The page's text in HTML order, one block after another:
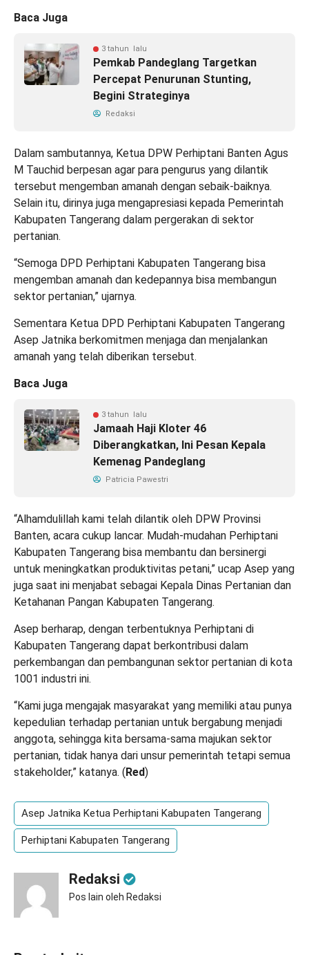
Baca Juga
3 tahun lalu
Pemkab Pandeglang Targetkan
Percepat Penurunan Stunting,
Begini Strateginya
Redaksi
Dalam sambutannya, Ketua DPW Perhiptani Banten Agus
M Tauchid berpesan agar para pengurus yang dilantik
tersebut mengemban amanah dengan sebaik-baiknya.
Selain itu, dirinya juga mengapresiasi kepada Pemerintah
Kabupaten Tangerang dalam pergerakan di sektor
pertanian.
“Semoga DPD Perhiptani Kabupaten Tangerang bisa
mengemban amanah dan kedepannya bisa membangun
sektor pertanian,” ujarnya.
Sementara Ketua DPD Perhiptani Kabupaten Tangerang
Asep Jatnika berkomitmen menjaga dan menjalankan
amanah yang telah diberikan tersebut.
Baca Juga
3 tahun lalu
Jamaah Haji Kloter 46
Diberangkatkan, Ini Pesan Kepala
Kemenag Pandeglang
Patricia Pawestri
“Alhamdulillah kami telah dilantik oleh DPW Provinsi
Banten, acara cukup lancar. Mudah-mudahan Perhiptani
Kabupaten Tangerang bisa membantu dan bersinergi
untuk meningkatkan produktivitas petani,” ucap Asep yang
juga saat ini menjabat sebagai Kepala Dinas Pertanian dan
Ketahanan Pangan Kabupaten Tangerang.
Asep berharap, dengan terbentuknya Perhiptani di
Kabupaten Tangerang dapat berkontribusi dalam
perkembangan dan pembangunan sektor pertanian di kota
1001 industri ini.
“Kami juga mengajak masyarakat yang memiliki atau punya
kepedulian terhadap pertanian untuk bergabung menjadi
anggota, sehingga kita bersama-sama majukan sektor
pertanian, tidak hanya dari unsur pemerintah tetapi semua
stakeholder,” katanya. (Red)
Asep Jatnika Ketua Perhiptani Kabupaten Tangerang
Perhiptani Kabupaten Tangerang
Redaksi
Pos lain oleh Redaksi